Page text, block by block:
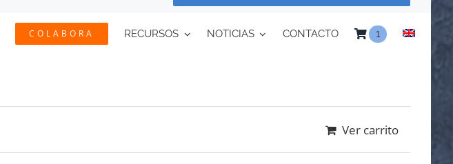
COLABORA RECURSOS NOTICIAS CONTACTO 1
Ver carrito